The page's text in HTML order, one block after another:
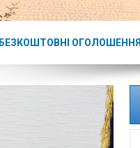
БЕЗКОШТОВНІ ОГОЛОШЕННЯ